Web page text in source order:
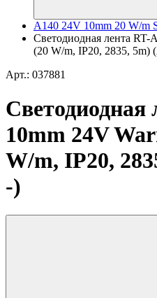
A140 24V 10mm 20 W/m
Светодиодная лента RT-
(20 W/m, IP20, 2835, 5m)
Арт.: 037881
Светодиодная
10mm 24V
W/m, IP20,
-)